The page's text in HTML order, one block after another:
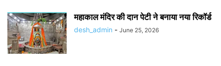
महाकाल मंदिर की दान पेटी ने बनाया नया रिकॉर्ड
desh_admin - June 25, 2026